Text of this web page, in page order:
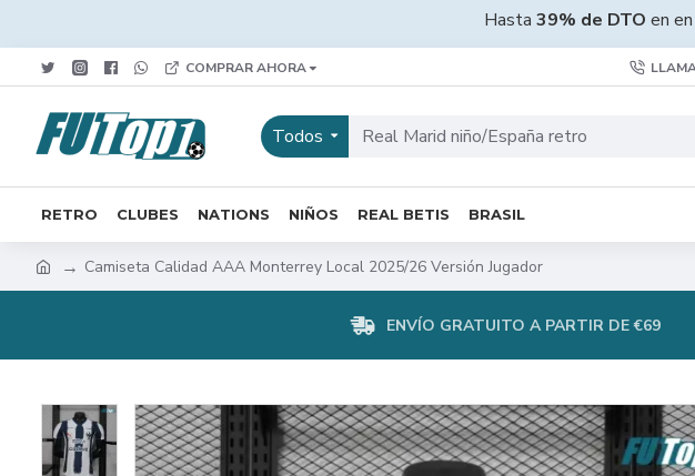
Hasta 39% de DTO en
COMPRAR AHORA
Todos
RETRO CLUBES NATIONS NIÑOS REAL BETIS BRASIL
Camiseta Calidad AAA Monterrey Local 2025/26 Versión Jugador
ENVÍO GRATUITO A PARTIR DE €69